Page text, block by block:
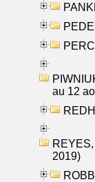
au 12
2019)